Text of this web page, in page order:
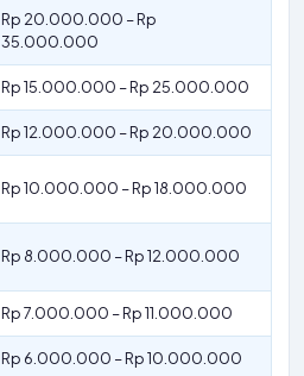
Rp 20.000.000 – Rp
35.000.000
Rp 15.000.000 – Rp 25.000.000
Rp 12.000.000 – Rp 20.000.000
Rp 10.000.000 – Rp 18.000.000
Rp 8.000.000 – Rp 12.000.000
Rp 7.000.000 – Rp 11.000.000
Rp 6.000.000 – Rp 10.000.000